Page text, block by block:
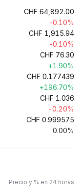
CHF 64,892.00
-0.10%
CHF 1,915.94
-0.10%
CHF 76.30
+1.90%
CHF 0.177439
+196.70%
CHF 1.036
-0.20%
CHF 0.999575
0.00%
Precio y % en 24 horas